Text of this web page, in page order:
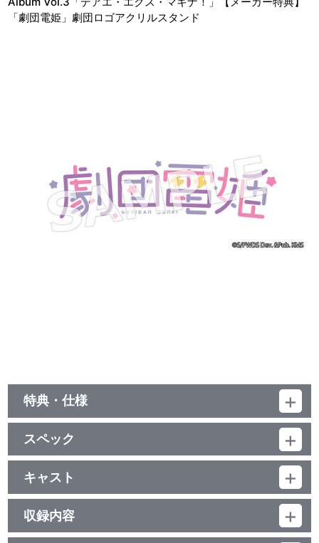
「劇団電姫」劇団ロゴアクリルスタンド
特典・仕様
他、仕様
描き下ろしイラストジャケット
スペック
品番：LACA-25077
ジャンル：ゲーム音楽
アルバム
／48分
キャスト
劇団電姫
収録内容